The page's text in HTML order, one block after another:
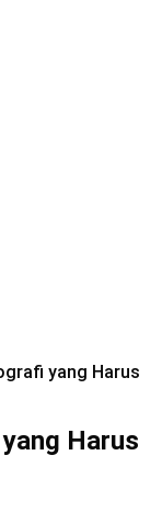
yang Harus
Harus